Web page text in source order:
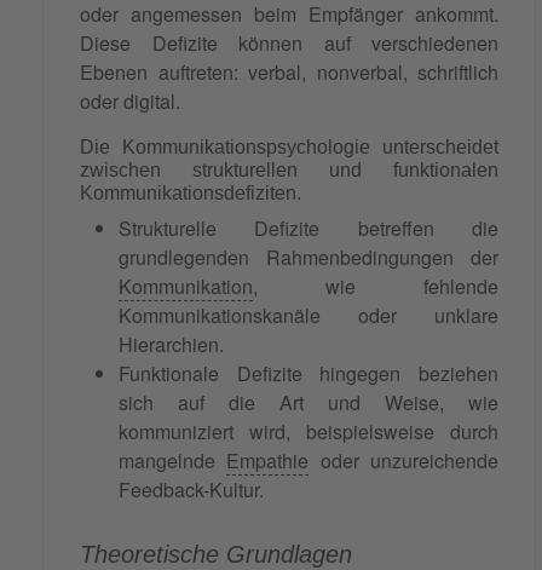
oder angemessen beim Empfänger ankommt.
Diese Defizite können auf verschiedenen
Ebenen auftreten: verbal, nonverbal, schriftlich
oder digital.
Die Kommunikationspsychologie unterscheidet
zwischen strukturellen und funktionalen
Kommunikationsdefiziten.
Strukturelle Defizite betreffen die
grundlegenden Rahmenbedingungen der
Kommunikation, wie fehlende
Kommunikationskanäle oder unklare
Hierarchien.
Funktionale Defizite hingegen beziehen
sich auf die Art und Weise, wie
kommuniziert wird, beispielsweise durch
mangelnde Empathie oder unzureichende
Feedback-Kultur.
Theoretische Grundlagen